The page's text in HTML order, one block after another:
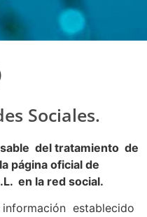
Sociales.
del tratamiento de
página oficial de
en la red social.
establecido